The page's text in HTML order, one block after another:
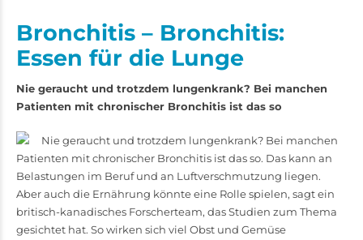
Bronchitis – Bronchitis:
Essen für die Lunge
Nie geraucht und trotzdem lungenkrank? Bei manchen
Patienten mit chronischer Bronchitis ist das so
Nie geraucht und trotzdem lungenkrank? Bei manchen
Patienten mit chronischer Bronchitis ist das so. Das kann an
Belastungen im Beruf und an Luftverschmutzung liegen.
Aber auch die Ernährung könnte eine Rolle spielen, sagt ein
britisch-­kanadisches Forscherteam, das Studien zum ­­Thema
gesichtet hat. So wirken sich viel Obst und Gemüse